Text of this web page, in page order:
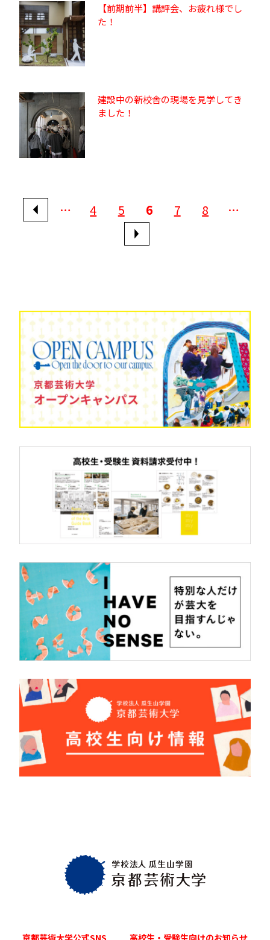
【前期前半】講評会、お疲れ様でし
た！
建設中の新校舎の現場を見学してき
ました！
… 4 5 6 7 8 …
京都芸術大学公式SNS 高校生・受験生向けのお知らせ